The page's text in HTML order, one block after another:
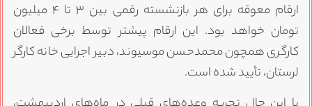
ارقام معوقه برای هر بازنشسته رقمی بین ۳ تا ۴ میلیون
تومان خواهد بود. این ارقام پیشتر توسط برخی فعالان
کارگری همچون محمدحسن موسیوند، دبیر اجرایی خانه کارگر
لرستان، تأیید شده است.